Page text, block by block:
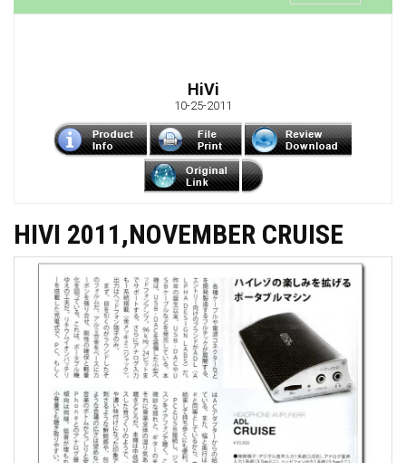
HiVi
10-25-2011
HIVI 2011,NOVEMBER CRUISE